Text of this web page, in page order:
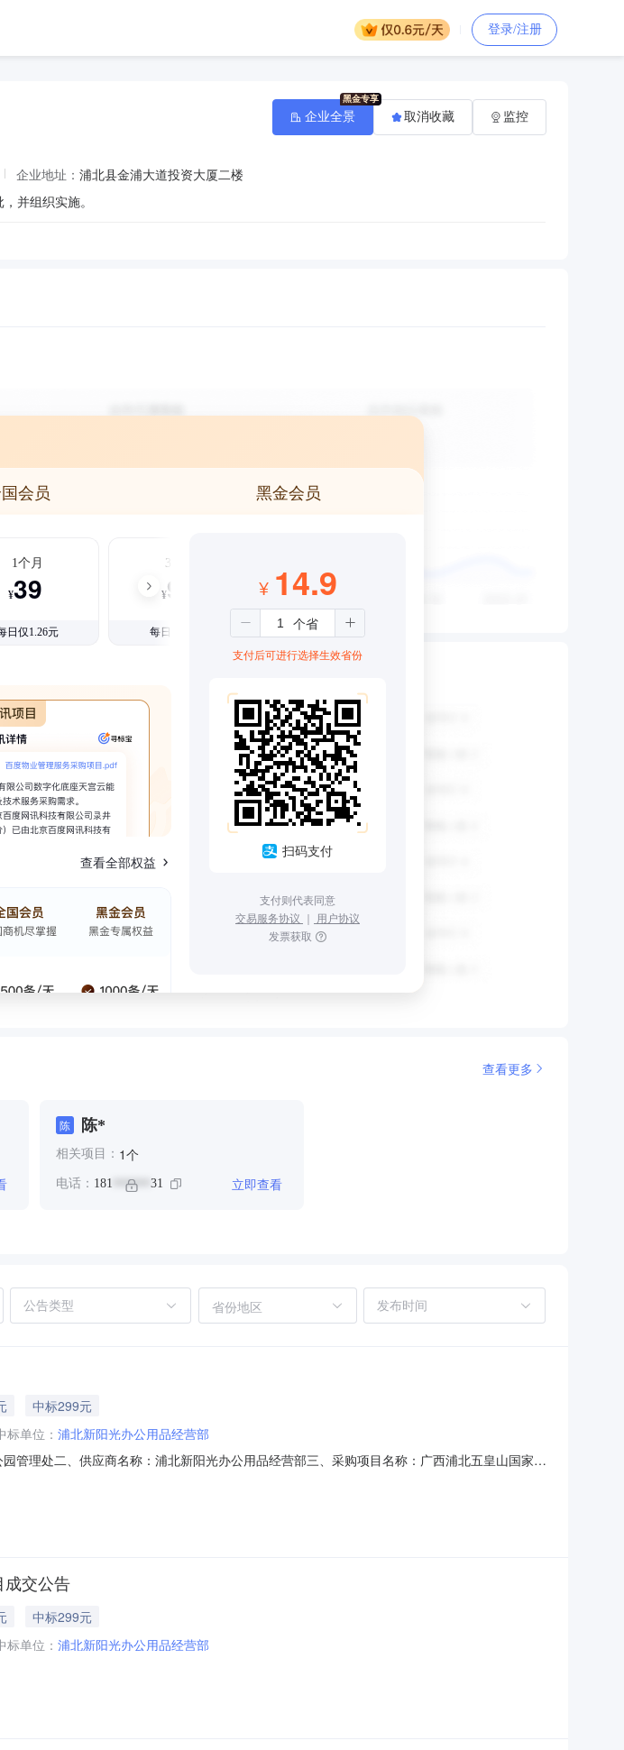
登录/注册
企业地址： 浦北县金浦大道投资大厦二楼
并组织实施。
企业全景 取消收藏 监控
会员 黑金会员
1个月
¥39
日仅1.26元
3个月
¥99
每日仅1.08元
查看全部权益
¥ 14.9
支付后可进行选择生效省份
扫码支付
支付则代表同意
交易服务协议 ｜ 用户协议
发票获取
查看更多
陈 陈*
相关项目： 1个
电话： 181 ****** 31 立即查看
省份地区
中标299元
标单位： 浦北新阳光办公用品经营部
管理处二、供应商名称：浦北新阳光办公用品经营部三、采购项目名称：广西浦北五皇山国家地
克打印/复印纸天章/TANGOA470克件1.00200200服务要求或
成交公告
中标299元
标单位： 浦北新阳光办公用品经营部